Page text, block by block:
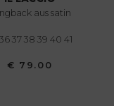
media e per
inoltre
sito con i
combinarle
o che hanno
aus satin
36 37 38 39 40 41
€ 79.00